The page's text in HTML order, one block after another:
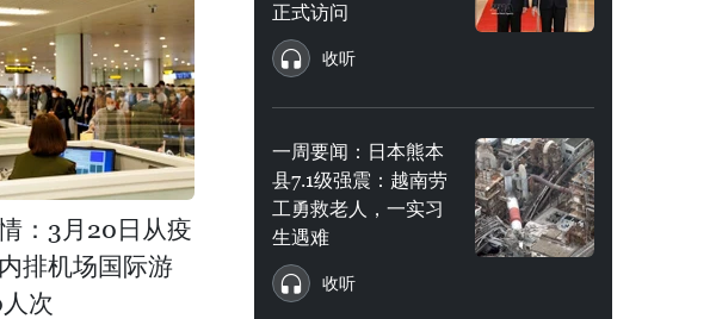
：3月20日从疫
排机场国际游
次
正式访问
收听
一周要闻：日本熊本
县7.1级强震：越南劳
工勇救老人，一实习
生遇难
收听